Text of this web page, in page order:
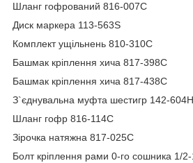
Шланг гофрований 816-007C
Диск маркера 113-563S
Комплект ущільнень 810-310C
Башмак кріплення хича 817-398C
Башмак кріплення хича 817-438C
З`єднувальна муфта шестигр 142-604H
Шланг гофр 816-114C
Зірочка натяжна 817-025C
Болт кріплення рами 0-го сошника 1/